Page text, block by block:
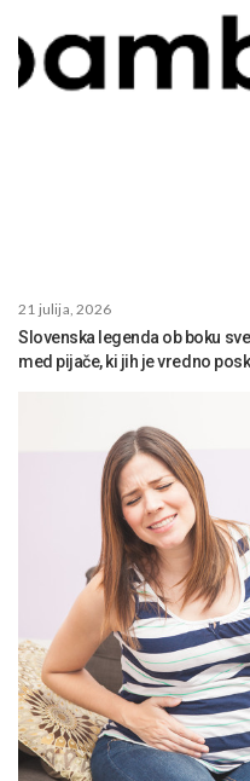
21 julija, 2026
Slovenska legenda ob boku
med pijače, ki jih je vredno